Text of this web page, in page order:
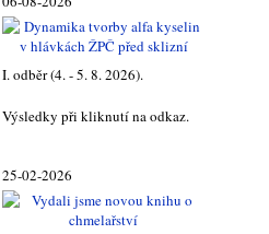
I. odběr (4. - 5. 8. 2026).
Výsledky při kliknutí na odkaz.
25-02-2026